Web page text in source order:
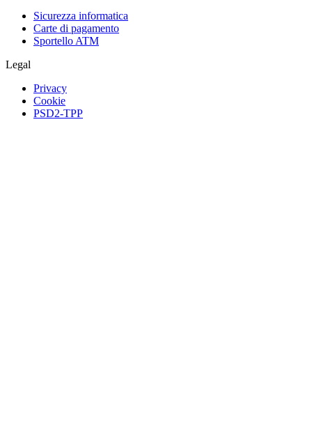
Sicurezza informatica
Carte di pagamento
Sportello ATM
Legal
Privacy
Cookie
PSD2-TPP